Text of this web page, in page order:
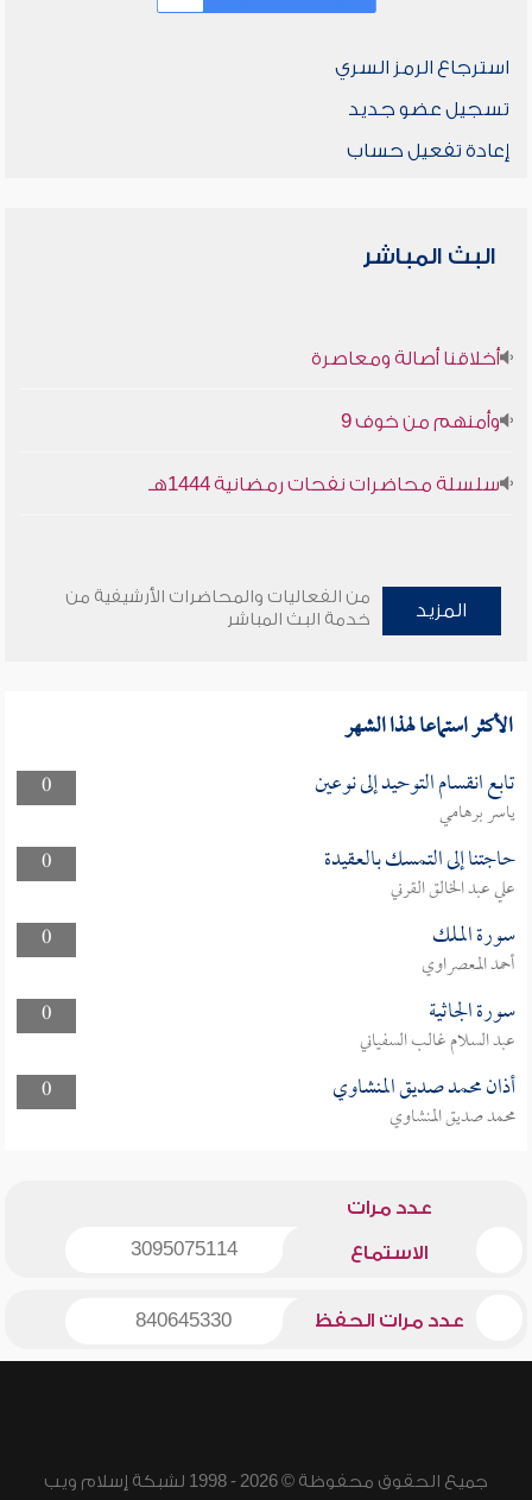
استرجاع الرمز السري
تسجيل عضو جديد
إعادة تفعيل حساب
البث المباشر
أخلاقنا أصالة ومعاصرة
وأمنهم من خوف 9
سلسلة محاضرات نفحات رمضانية 1444هـ
المزيد
من الفعاليات والمحاضرات الأرشيفية من
خدمة البث المباشر
الأكثر استماعا لهذا الشهر
0 تابع انقسام التوحيد إلى نوعين
ياسر برهامي
0
حاجتنا إلى التمسك بالعقيدة
علي عبد الخالق القرني
0
سورة الملك
أحمد المعصراوي
0
سورة الجاثية
عبد السلام غالب السفياني
0
أذان محمد صديق المنشاوي
محمد صديق المنشاوي
عدد مرات
الاستماع 3095075114
عدد مرات الحفظ 840645330
جميع الحقوق محفوظة © 2026 - 1998 لشبكة إسلام ويب